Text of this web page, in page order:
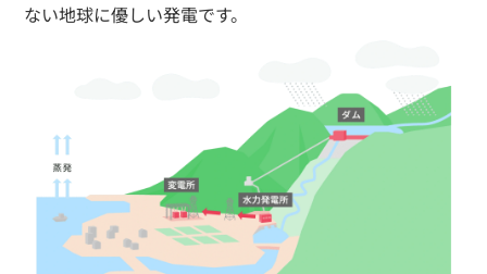
ない地球に優しい発電です。